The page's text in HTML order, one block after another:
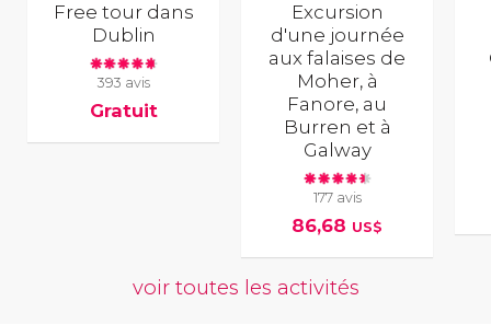
Free tour dans
Dublin
393 avis
Gratuit
Excursion
d'une journée
aux falaises de
Moher, à
Fanore, au
Burren et à
Galway
177 avis
86,68 US$
voir toutes les activités